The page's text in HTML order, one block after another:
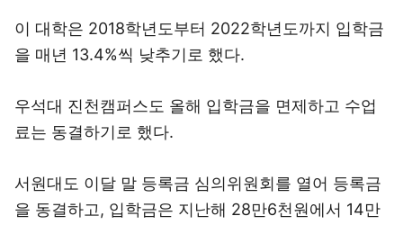
이 대학은 2018학년도부터 2022학년도까지 입학금
을 매년 13.4%씩 낮추기로 했다.
우석대 진천캠퍼스도 올해 입학금을 면제하고 수업
료는 동결하기로 했다.
서원대도 이달 말 등록금 심의위원회를 열어 등록금
을 동결하고, 입학금은 지난해 28만6천원에서 14만